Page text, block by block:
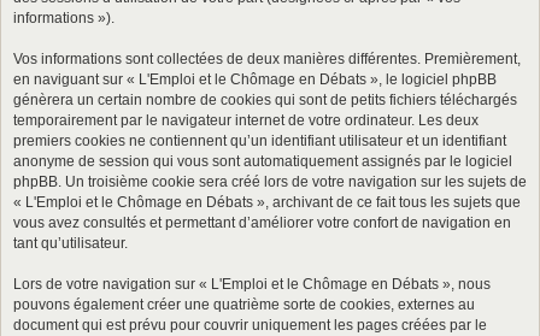
informations »).
Vos informations sont collectées de deux manières différentes. Premièrement,
en naviguant sur « L'Emploi et le Chômage en Débats », le logiciel phpBB
génèrera un certain nombre de cookies qui sont de petits fichiers téléchargés
temporairement par le navigateur internet de votre ordinateur. Les deux
premiers cookies ne contiennent qu’un identifiant utilisateur et un identifiant
anonyme de session qui vous sont automatiquement assignés par le logiciel
phpBB. Un troisième cookie sera créé lors de votre navigation sur les sujets de
« L'Emploi et le Chômage en Débats », archivant de ce fait tous les sujets que
vous avez consultés et permettant d’améliorer votre confort de navigation en
tant qu’utilisateur.
Lors de votre navigation sur « L'Emploi et le Chômage en Débats », nous
pouvons également créer une quatrième sorte de cookies, externes au
document qui est prévu pour couvrir uniquement les pages créées par le